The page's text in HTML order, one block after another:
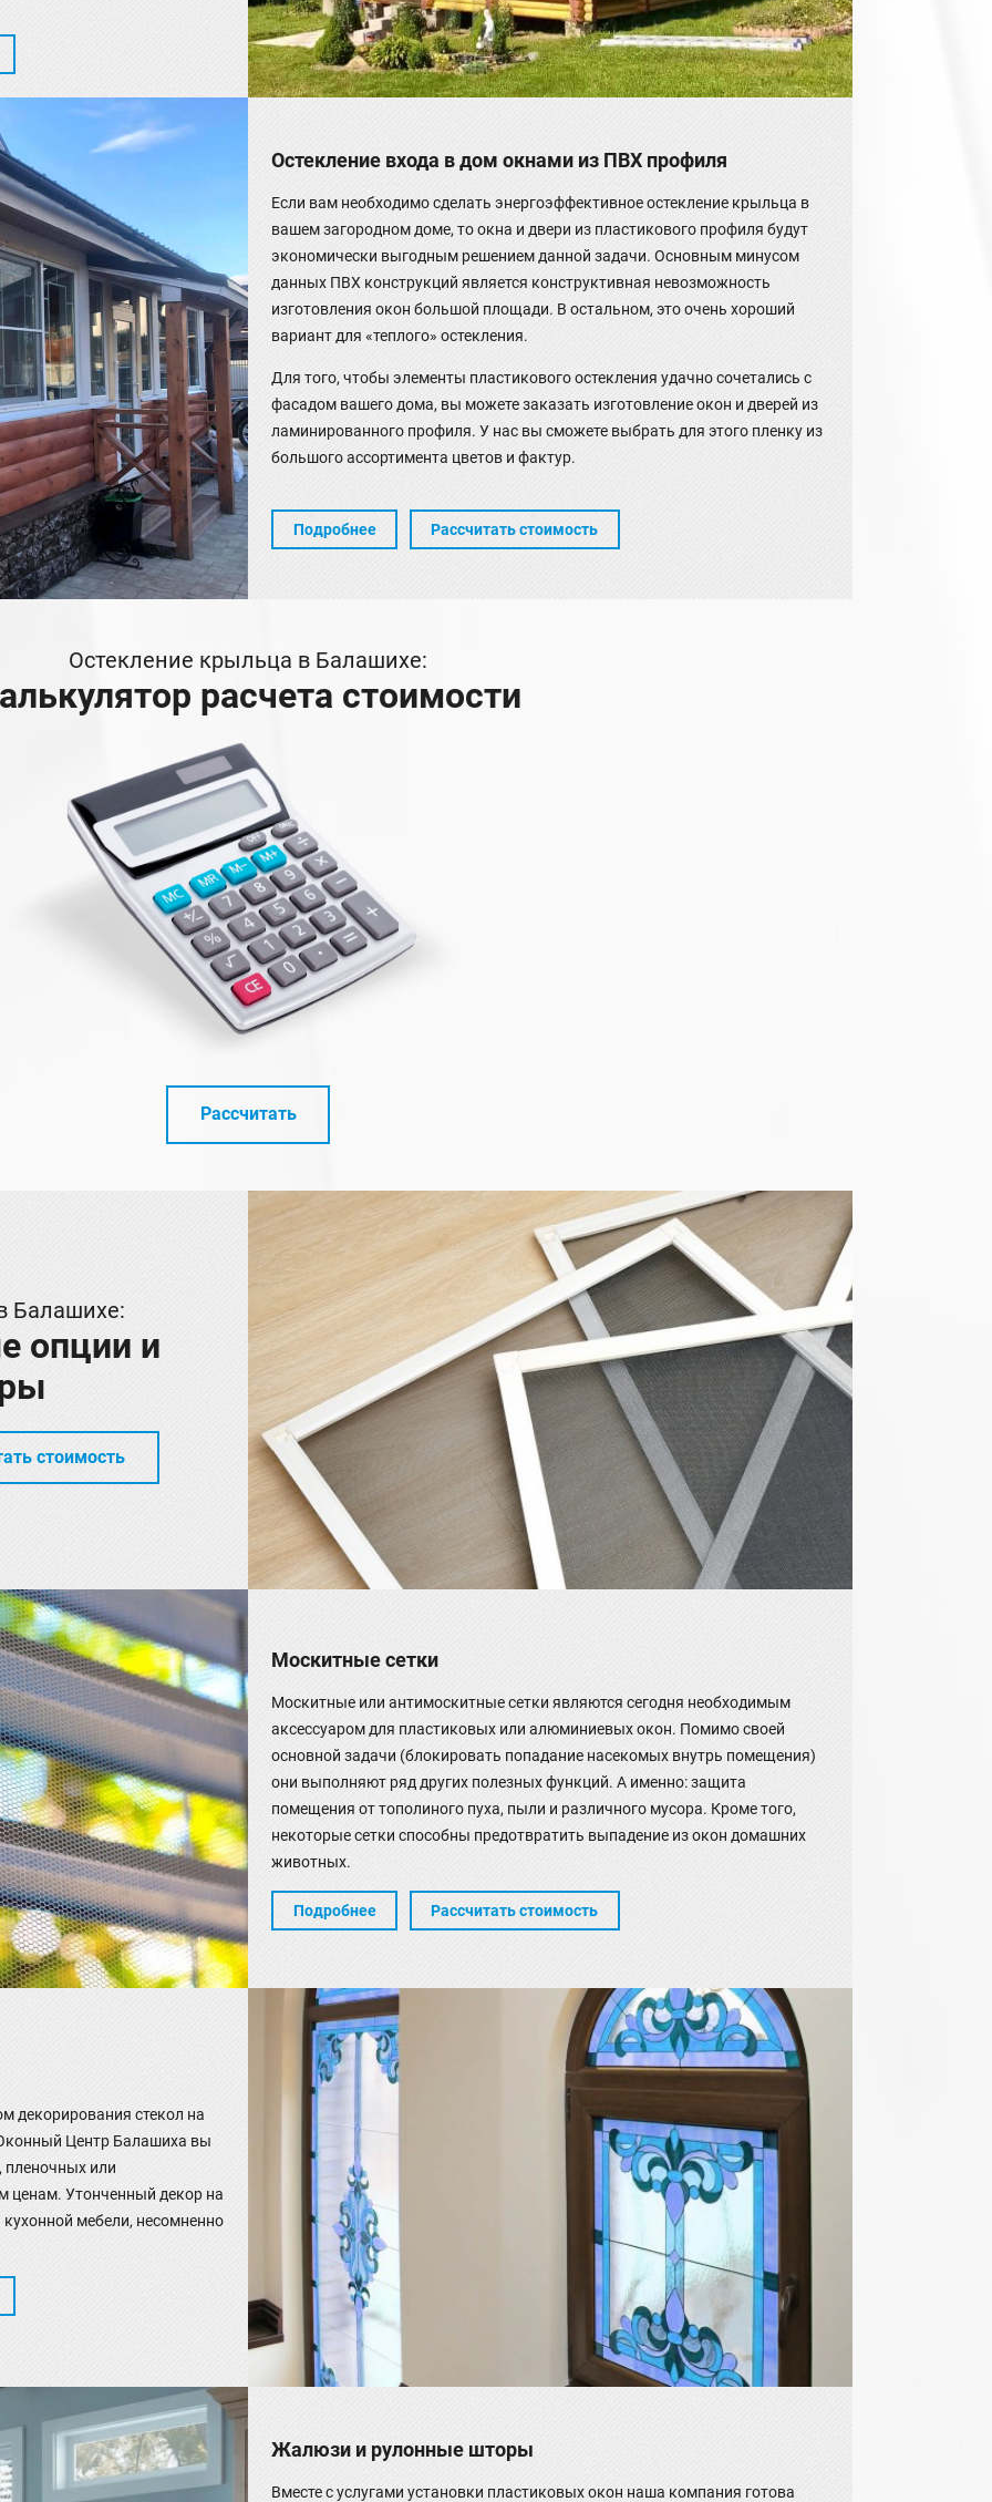
Остекление входа в дом окнами из ПВХ профиля
Если вам необходимо сделать энергоэффективное остекление крыльца в
вашем загородном доме, то окна и двери из пластикового профиля будут
экономически выгодным решением данной задачи. Основным минусом
данных ПВХ конструкций является конструктивная невозможность
изготовления окон большой площади. В остальном, это очень хороший
вариант для «теплого» остекления.
Для того, чтобы элементы пластикового остекления удачно сочетались с
фасадом вашего дома, вы можете заказать изготовление окон и дверей из
ламинированного профиля. У нас вы сможете выбрать для этого пленку из
большого ассортимента цветов и фактур.
Подробнее Рассчитать стоимость
Остекление крыльца в Балашихе:
расчета стоимости
Рассчитать
Балашихе:
опции и
стоимость
Москитные сетки
Москитные или антимоскитные сетки являются сегодня необходимым
аксессуаром для пластиковых или алюминиевых окон. Помимо своей
основной задачи (блокировать попадание насекомых внутрь помещения)
они выполняют ряд других полезных функций. А именно: защита
помещения от тополиного пуха, пыли и различного мусора. Кроме того,
некоторые сетки способны предотвратить выпадение из окон домашних
животных.
Подробнее Рассчитать стоимость
декорирования стекол на
Центр Балашиха вы
пленочных или
ценам. Утонченный декор на
мебели, несомненно
Жалюзи и рулонные шторы
Вместе с услугами установки пластиковых окон наша компания готова